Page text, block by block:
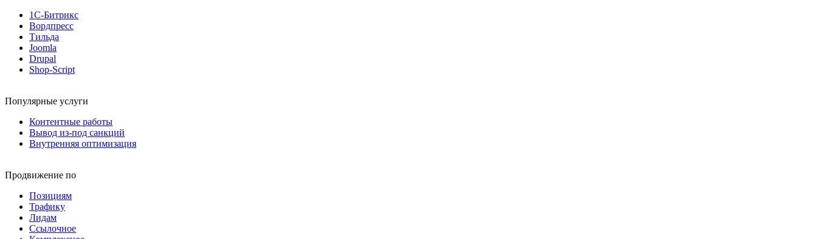
1С-Битрикс
Вордпресс
Тильда
Joomla
Drupal
Shop-Script
Популярные услуги
Контентные работы
Вывод из-под санкций
Внутренняя оптимизация
Продвижение по
Позициям
Трафику
Лидам
Ссылочное